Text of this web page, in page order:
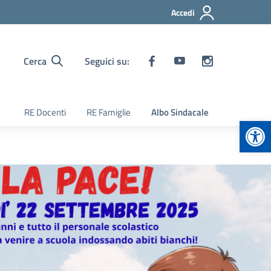
Accedi
Cerca Seguici su:
RE Docenti RE Famiglie Albo Sindacale